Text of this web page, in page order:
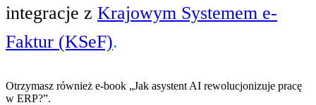
integracje z Krajowym Systemem e-
Faktur (KSeF).
Otrzymasz również e-book „Jak asystent AI rewolucjonizuje pracę
w ERP?”.